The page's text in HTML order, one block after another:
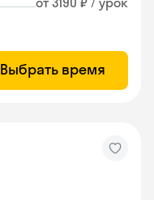
Выбрать время